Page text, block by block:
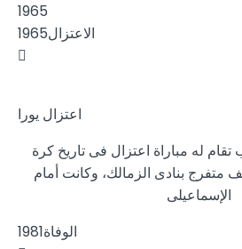
1965
1965الاعتزال
اعتزال يورا
له مباراة اعتزال فى تاريخ كرة
وحضرها 40 ألف متفرج بنادى الزمالك، وكانت أمام
الإسماعيلى
1981الوفاة